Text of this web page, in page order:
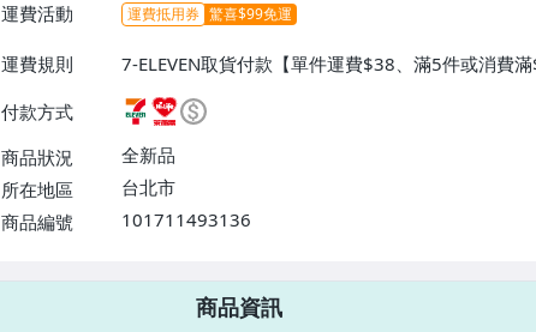
運費活動 運費抵用券 驚喜$99免運
運費規則
7-ELEVEN取貨付款【單件運費$38、滿5件或消費
ELEVEN取貨不付款【免運費】、萊爾富取貨付款【
或消費滿$1298免運費】、宅配/貨運【單件運費
$1598免運費】
付款方式
商品狀況
全新品
所在地區
台北市
商品編號
101711493136
7-ELEVEN 運費只要38元
不限金額、筆數，筆筆優惠無限次！
商品資訊